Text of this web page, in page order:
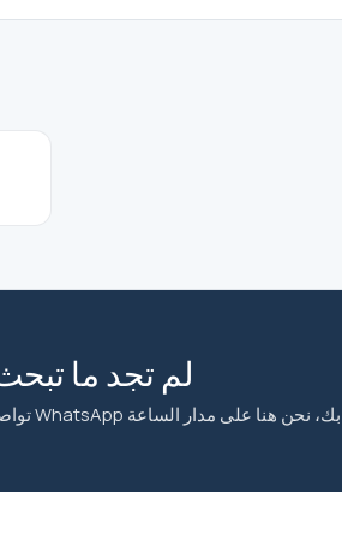
لم تجد ما